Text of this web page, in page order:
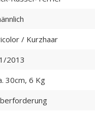
/ Kurzhaar
2013
30cm, 6 Kg